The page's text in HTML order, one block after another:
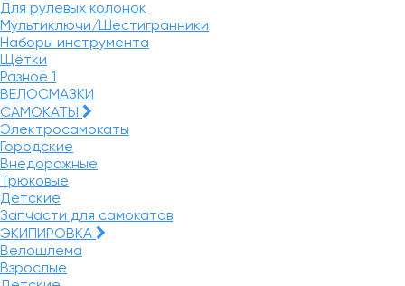
Для рулевых колонок
Мультиключи/Шестигранники
Наборы инструмента
Щётки
Разное 1
ВЕЛОСМАЗКИ
САМОКАТЫ
Электросамокаты
Городские
Внедорожные
Трюковые
Детские
Запчасти для самокатов
ЭКИПИРОВКА
Велошлема
Взрослые